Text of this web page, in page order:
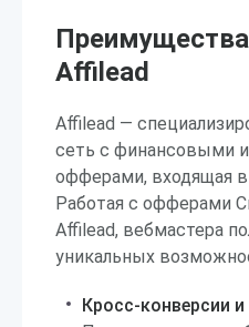
Affilead
Affilead —
сеть с финансовыми
офферами, входящая
Работая с офферами
Affilead, вебмастера
уникальных
Кросс-конверсии